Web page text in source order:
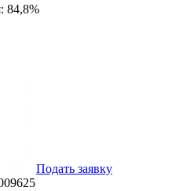
84,8%
Подать заявку